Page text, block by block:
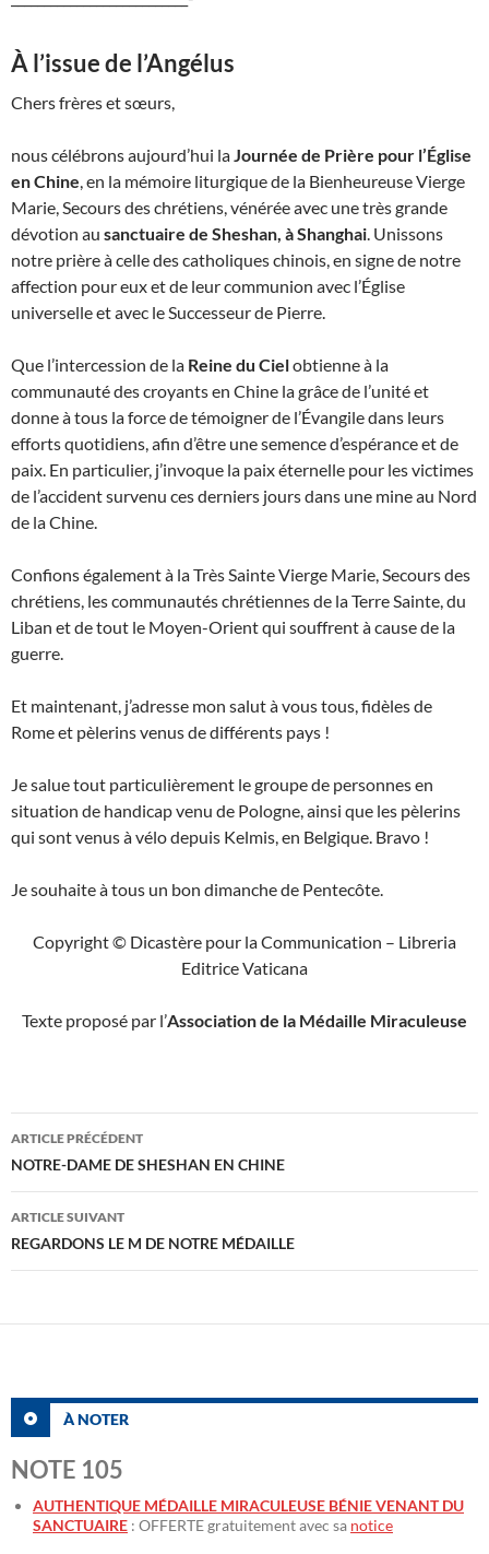
À l’issue de l’Angélus
Chers frères et sœurs,
nous célébrons aujourd’hui laJournée de Prière pour l’Église
en Chine, en la mémoire liturgique de la Bienheureuse Vierge
Marie, Secours des chrétiens, vénérée avec une très grande
dévotion au sanctuaire de Sheshan, à Shanghai. Unissons
notre prière à celle des catholiques chinois, en signe de notre
affection pour eux et de leur communion avec l’Église
universelle et avec le Successeur de Pierre.
Que l’intercession de la Reine du Cielobtienne à la
communauté des croyants en Chine la grâce de l’unité et
donne à tous la force de témoigner de l’Évangile dans leurs
efforts quotidiens, afin d’être une semence d’espérance et de
paix. En particulier, j’invoque la paix éternelle pour les victimes
de l’accident survenu ces derniers jours dans une mine au Nord
de la Chine.
Confions également à la Très Sainte Vierge Marie, Secours des
chrétiens, les communautés chrétiennes de la Terre Sainte, du
Liban et de tout le Moyen-Orient qui souffrent à cause de la
guerre.
Et maintenant, j’adresse mon salut à vous tous, fidèles de
Rome et pèlerins venus de différents pays !
Je salue tout particulièrement le groupe de personnes en
situation de handicap venu de Pologne, ainsi que les pèlerins
qui sont venus à vélo depuis Kelmis, en Belgique. Bravo !
Je souhaite à tous un bon dimanche de Pentecôte.
Copyright © Dicastère pour la Communication – Libreria
Editrice Vaticana
Texte proposé par l’Association de la Médaille Miraculeuse
Navigation
des
articles
ARTICLE PRÉCÉDENT
NOTRE-DAME DE SHESHAN EN CHINE
ARTICLE SUIVANT
REGARDONS LE M DE NOTRE MÉDAILLE
À NOTER
NOTE 105
AUTHENTIQUE MÉDAILLE MIRACULEUSE BÉNIE VENANT DU
SANCTUAIRE : OFFERTE gratuitement avec sa notice